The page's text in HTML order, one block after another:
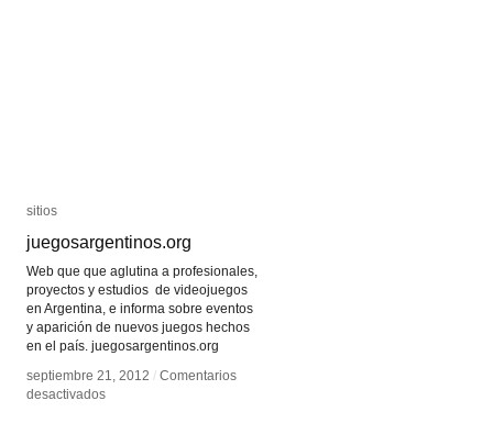
sitios
juegosargentinos.org
Web que que aglutina a profesionales,
proyectos y estudios de videojuegos
en Argentina, e informa sobre eventos
y aparición de nuevos juegos hechos
en el país. juegosargentinos.org
septiembre 21, 2012 / Comentarios
desactivadosen
sitios
juegosargentinos.org
septiembre 21, 2012 / Comentarios
desactivadosen